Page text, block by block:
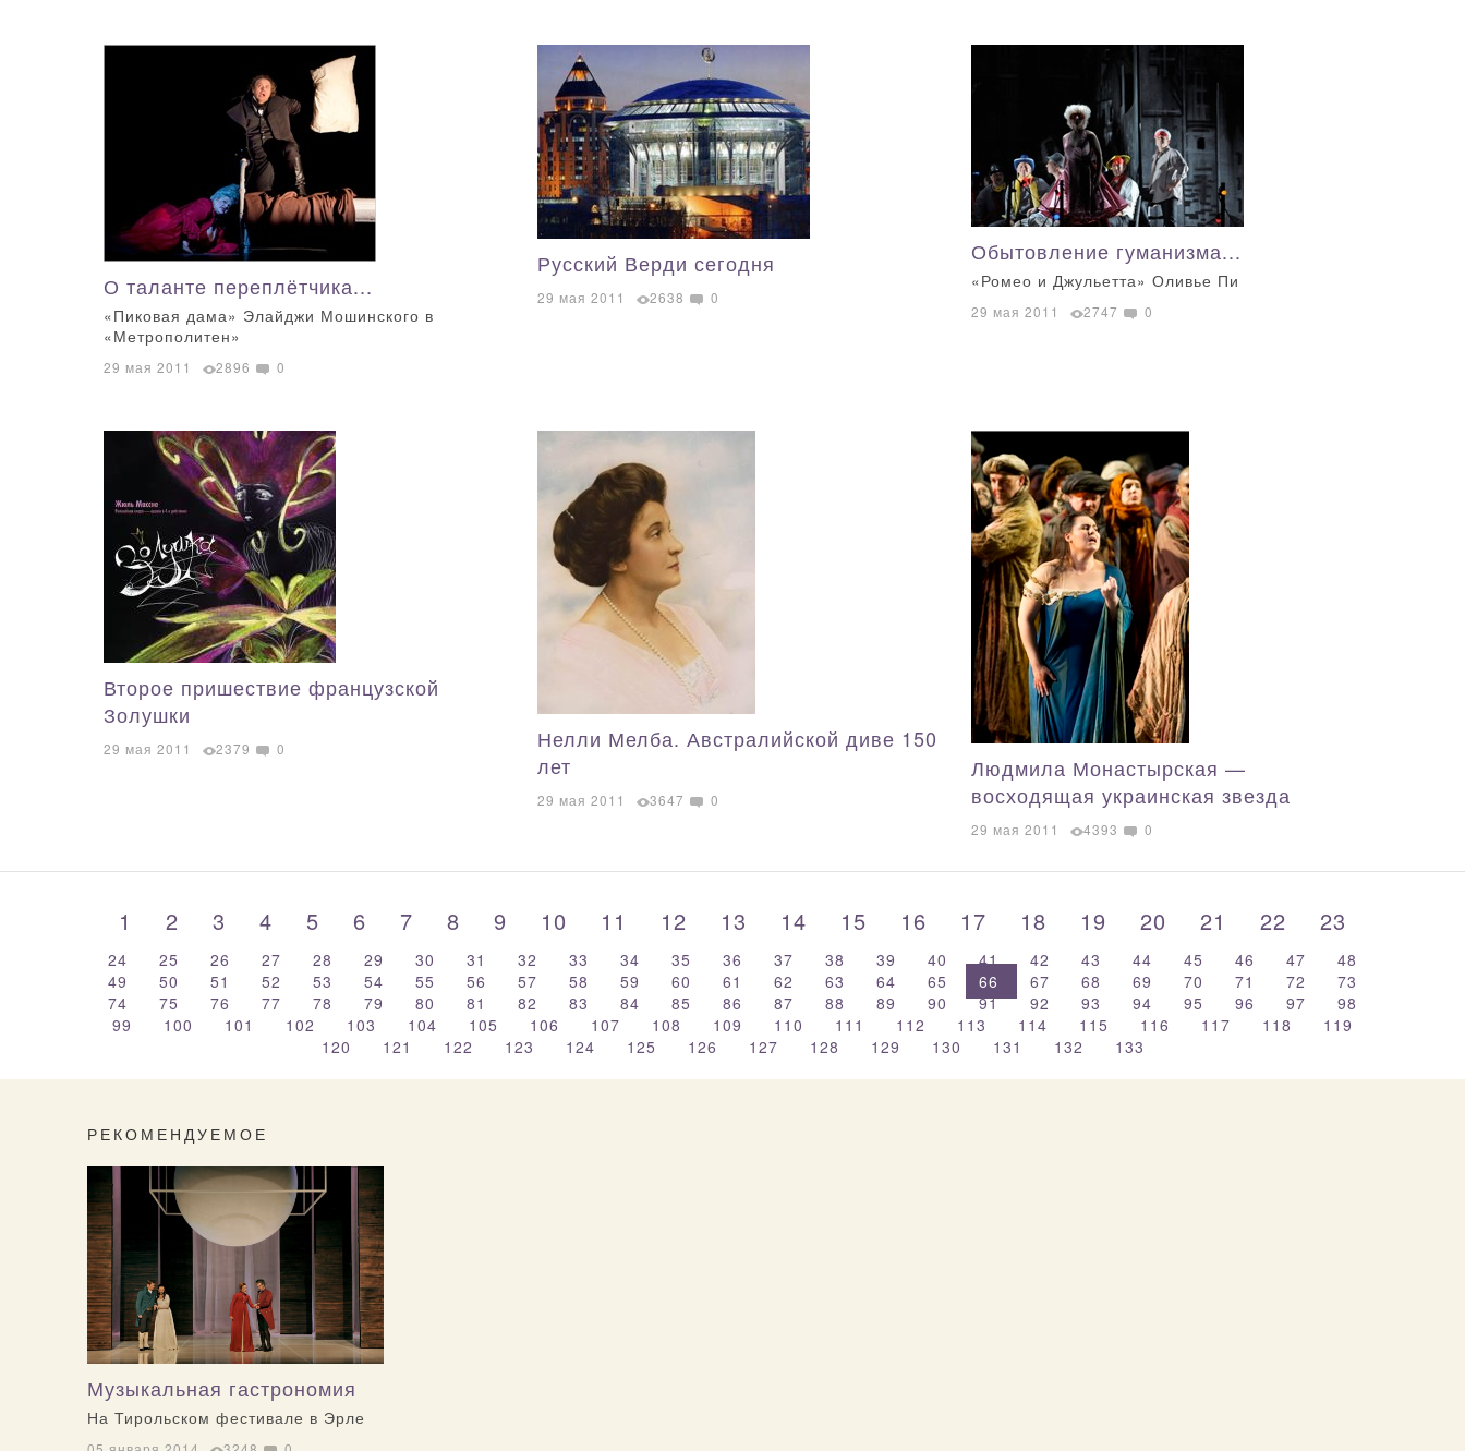
О таланте переплётчика...
«Пиковая дама» Элайджи Мошинского в
«Метрополитен»
29 мая 2011 2896 0
Русский Верди сегодня
29 мая 2011 2638 0
Обытовление гуманизма...
«Ромео и Джульетта» Оливье Пи
29 мая 2011 2747 0
Второе пришествие французской
Золушки
29 мая 2011 2379 0
Нелли Мелба. Австралийской диве 150
лет
29 мая 2011 3647 0
Людмила Монастырская —
восходящая украинская звезда
29 мая 2011 4393 0
1 2 3 4 5 6 7 8 9 10 11 12 13 14 15 16 17 18 19 20 21 22 23
24 25 26 27 28 29 30 31 32 33 34 35 36 37 38 39 40 41 42 43 44 45 46 47
48
49
50 51 52 53 54 55 56 57 58 59 60 61 62 63 64 65 66 67 68 69 70 71 72
73
74
75 76 77 78 79 80 81 82 83 84 85 86 87 88 89 90 91 92 93 94 95 96 97
98
99
100 101 102 103 104 105 106 107 108 109 110 111 112 113 114 115 116 117 118
119
120
121 122 123 124 125 126 127 128 129 130 131 132 133
РЕКОМЕНДУЕМОЕ
Музыкальная гастрономия
На Тирольском фестивале в Эрле